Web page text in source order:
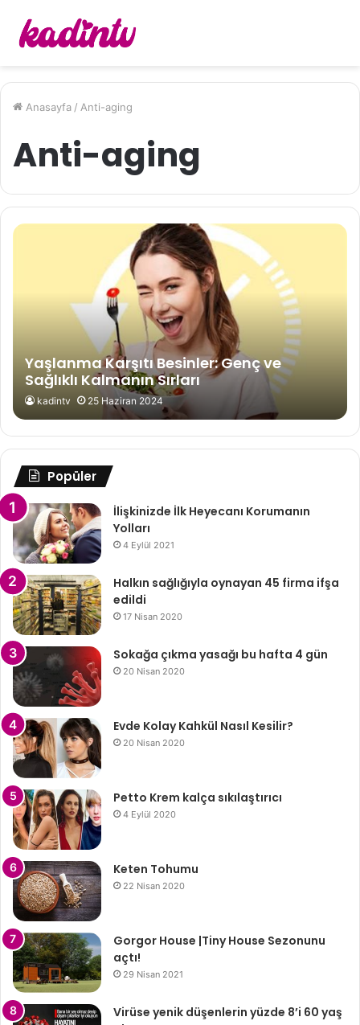
Anasayfa / Anti-aging
Anti-aging
Yaşlanma Karşıtı Besinler: Genç ve
Sağlıklı Kalmanın Sırları
kadintv 25 Haziran 2024
Popüler
İlişkinizde İlk Heyecanı Korumanın
Yolları
4 Eylül 2021
Halkın sağlığıyla oynayan 45 firma ifşa
edildi
17 Nisan 2020
Sokağa çıkma yasağı bu hafta 4 gün
20 Nisan 2020
Evde Kolay Kahkül Nasıl Kesilir?
20 Nisan 2020
Petto Krem kalça sıkılaştırıcı
4 Eylül 2020
Keten Tohumu
22 Nisan 2020
Gorgor House |Tiny House Sezonunu
açtı!
29 Nisan 2021
Virüse yenik düşenlerin yüzde 8’i 60 yaş